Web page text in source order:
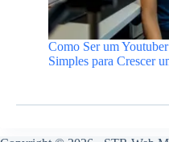
Como Ser um
Simples para Crescer